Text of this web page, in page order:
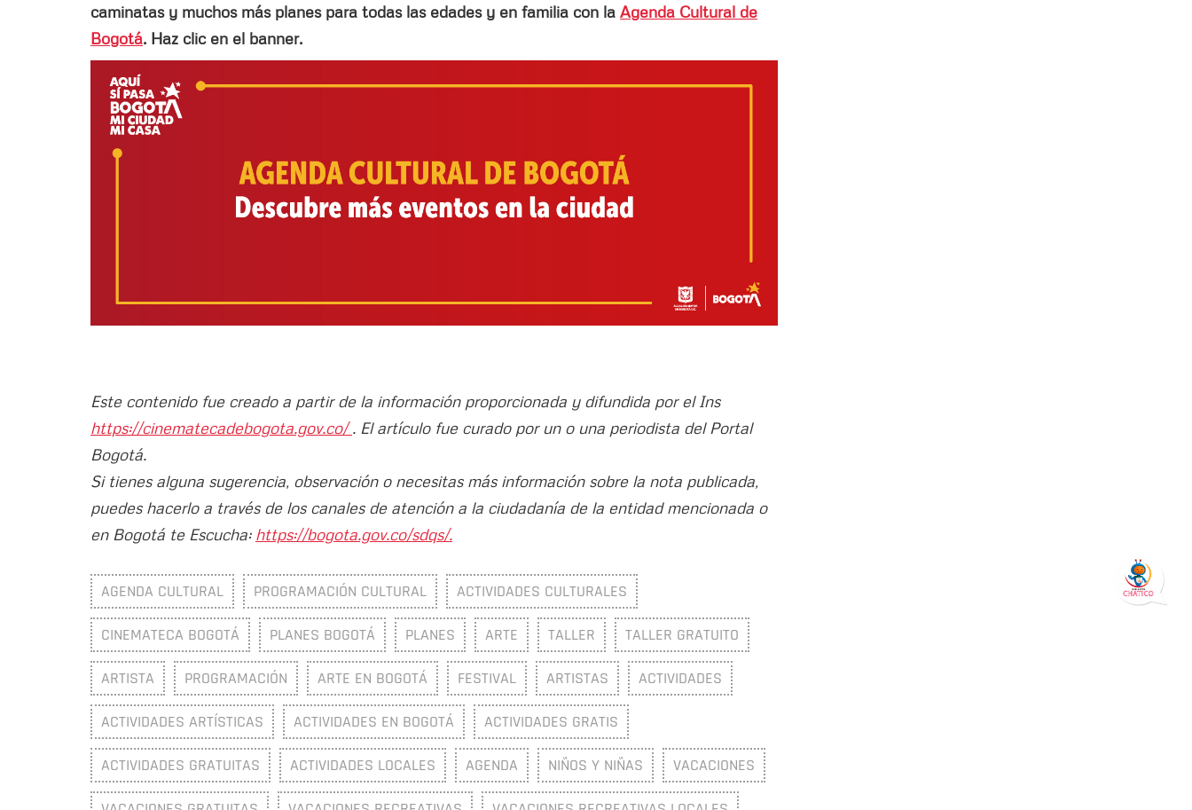
caminatas y muchos más planes para todas las edades y en familia con la Agenda Cultural de
Bogotá. Haz clic en el banner.
Este contenido fue creado a partir de la información proporcionada y difundida por el Ins
https://cinematecadebogota.gov.co/. El artículo fue curado por un o una periodista del Portal
Bogotá.
Si tienes alguna sugerencia, observación o necesitas más información sobre la nota publicada,
puedes hacerlo a través de los canales de atención a la ciudadanía de la entidad mencionada o
en Bogotá te Escucha: https://bogota.gov.co/sdqs/.
AGENDA CULTURAL PROGRAMACIÓN CULTURAL ACTIVIDADES CULTURALES
CINEMATECA BOGOTÁ PLANES BOGOTÁ PLANES ARTE TALLER TALLER GRATUITO
ARTISTA PROGRAMACIÓN ARTE EN BOGOTÁ FESTIVAL ARTISTAS ACTIVIDADES
ACTIVIDADES ARTÍSTICAS ACTIVIDADES EN BOGOTÁ ACTIVIDADES GRATIS
ACTIVIDADES GRATUITAS ACTIVIDADES LOCALES AGENDA NIÑOS Y NIÑAS VACACIONES